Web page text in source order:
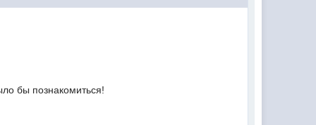
бы познакомиться!